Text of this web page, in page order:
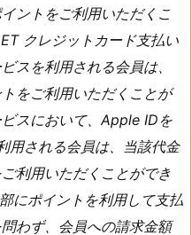
ントをご利用いただくこ
クレジットカード支払い
スを利用される会員は、
をご利用いただくことが
スにおいて、Apple IDを
用される会員は、当該代金
利用いただくことができ
にポイントを利用して支払
わず、会員への請求金額